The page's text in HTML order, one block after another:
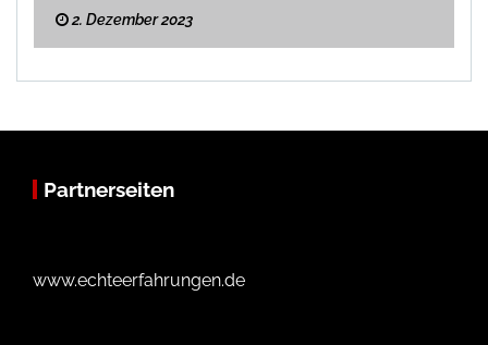
2. Dezember 2023
Partnerseiten
www.echteerfahrungen.de